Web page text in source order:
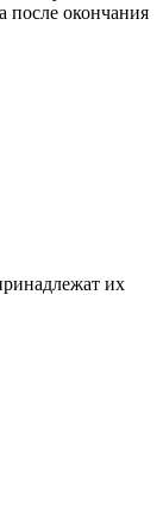
после окончания
их